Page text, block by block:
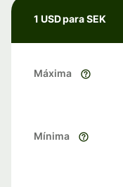
1 USD para SEK
Máxima
Mínima